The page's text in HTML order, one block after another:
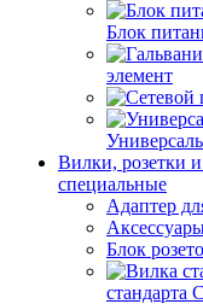
Блок
элемент
Вилки, розетки
специальные
Адаптер
Блок
стандарта